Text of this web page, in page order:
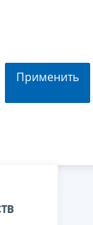
Применить